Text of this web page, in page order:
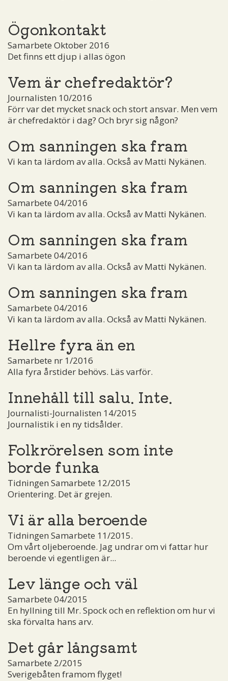
Ögonkontakt
Samarbete Oktober 2016
Det finns ett djup i allas ögon
Vem är chefredaktör?
Journalisten 10/2016
Förr var det mycket snack och stort ansvar. Men vem
är chefredaktör i dag? Och bryr sig någon?
Om sanningen ska fram
Vi kan ta lärdom av alla. Också av Matti Nykänen.
Om sanningen ska fram
Samarbete 04/2016
Vi kan ta lärdom av alla. Också av Matti Nykänen.
Om sanningen ska fram
Samarbete 04/2016
Vi kan ta lärdom av alla. Också av Matti Nykänen.
Om sanningen ska fram
Samarbete 04/2016
Vi kan ta lärdom av alla. Också av Matti Nykänen.
Hellre fyra än en
Samarbete nr 1/2016
Alla fyra årstider behövs. Läs varför.
Innehåll till salu. Inte.
Journalisti-Journalisten 14/2015
Journalistik i en ny tidsålder.
Folkrörelsen som inte
borde funka
Tidningen Samarbete 12/2015
Orientering. Det är grejen.
Vi är alla beroende
Tidningen Samarbete 11/2015.
Om vårt oljeberoende. Jag undrar om vi fattar hur
beroende vi egentligen är...
Lev länge och väl
Samarbete 04/2015
En hyllning till Mr. Spock och en reflektion om hur vi
ska förvalta hans arv.
Det går långsamt
Samarbete 2/2015
Sverigebåten framom flyget!